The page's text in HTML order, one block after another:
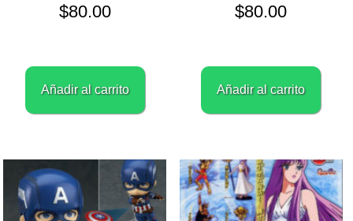
$80.00
Añadir al carrito
$80.00
Añadir al carrito